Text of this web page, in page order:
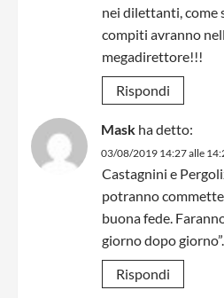
nei dilettanti, come
compiti avranno
megadirettore!!!
Rispondi
Mask ha detto:
03/08/2019 14:27 alle
Castagnini e
potranno
buona fede.
giorno dopo
Rispondi